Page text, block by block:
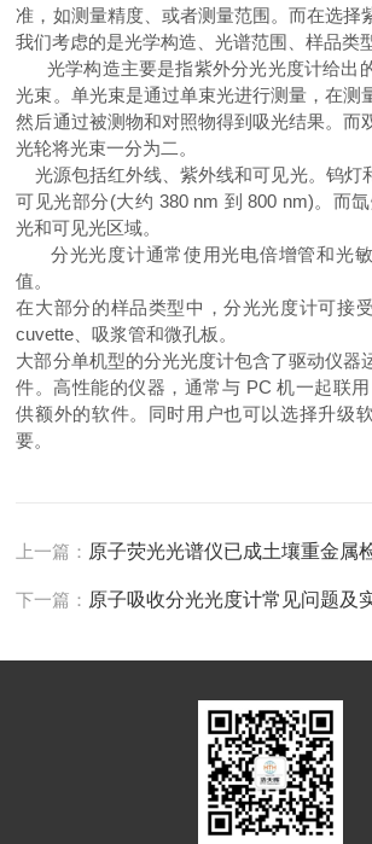
准，如测量精度、或者测量范围。而在选择
我们考虑的是光学构造、光谱范围、样品类
光学构造主要是指紫外分光光度计给出
光束。单光束是通过单束光进行测量，在测
然后通过被测物和对照物得到吸光结果。而
光轮将光束一分为二。
光源包括红外线、紫外线和可见光。钨灯
可见光部分(大约 380 nm 到 800 nm)。而
光和可见光区域。
分光光度计通常使用光电倍增管和光
值。
在大部分的样品类型中，分光光度计可接
cuvette、吸浆管和微孔板。
大部分单机型的分光光度计包含了驱动仪器
件。高性能的仪器，通常与 PC 机一起联
供额外的软件。同时用户也可以选择升级
要。
上一篇： 原子荧光光谱仪已成土壤重金属
下一篇： 原子吸收分光光度计常见问题及